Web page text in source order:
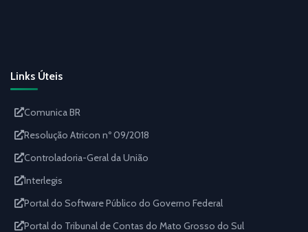
Links Úteis
Comunica BR
Resolução Atricon nº 09/2018
Controladoria-Geral da União
Interlegis
Portal do Software Público do Governo Federal
Portal do Tribunal de Contas do Mato Grosso do Sul